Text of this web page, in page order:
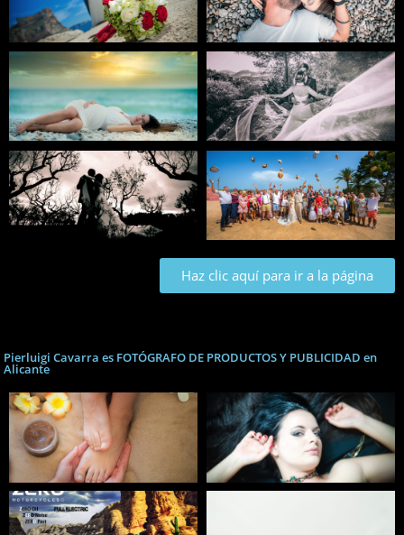
Haz clic aquí para ir a la página
Pierluigi Cavarra es FOTÓGRAFO DE PRODUCTOS Y PUBLICIDAD en
Alicante